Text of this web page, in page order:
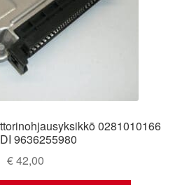
0281010166
9636255980
€42,00